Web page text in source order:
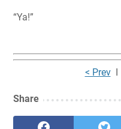
“Ya!”
< PrevI
Share